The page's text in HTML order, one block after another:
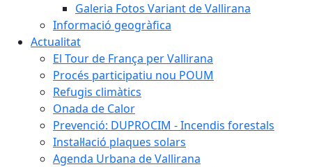
Galeria Fotos Variant de Vallirana
Informació geogràfica
Actualitat
El Tour de França per Vallirana
Procés participatiu nou POUM
Refugis climàtics
Onada de Calor
Prevenció: DUPROCIM - Incendis forestals
Instal·lació plaques solars
Agenda Urbana de Vallirana